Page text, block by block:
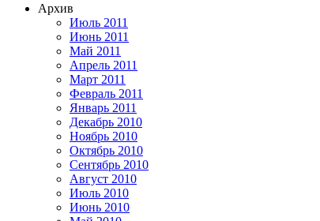
Архив
Июль 2011
Июнь 2011
Май 2011
Апрель 2011
Март 2011
Февраль 2011
Январь 2011
Декабрь 2010
Ноябрь 2010
Октябрь 2010
Сентябрь 2010
Август 2010
Июль 2010
Июнь 2010